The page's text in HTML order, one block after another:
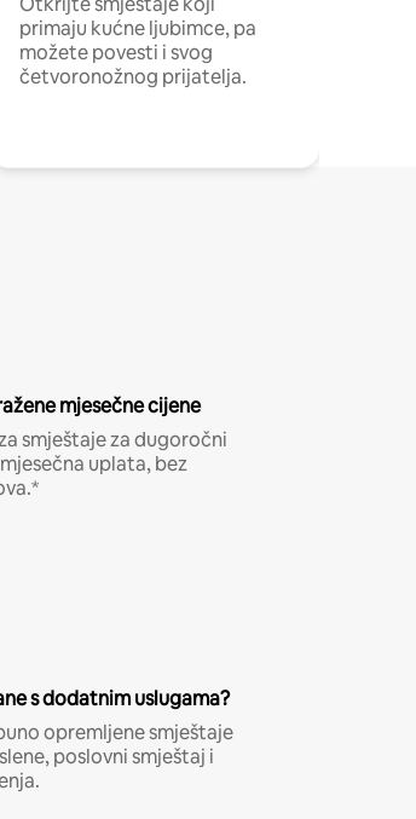
primaju kućne ljubimce, pa
možete povesti i svog
četvoronožnog prijatelja.
mjesečne cijene
smještaje za dugoročni
uplata, bez
s dodatnim uslugama?
opremljene smještaje
poslovni smještaj i